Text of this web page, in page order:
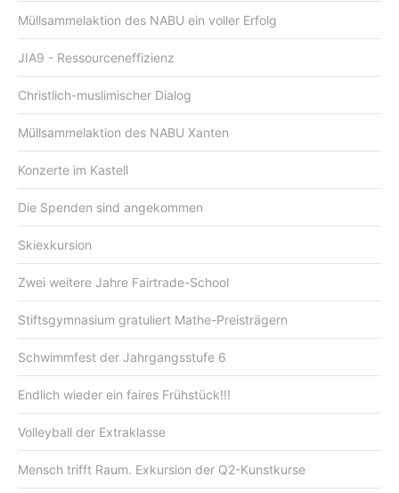
Müllsammelaktion des NABU ein voller Erfolg
JIA9 - Ressourceneffizienz
Christlich-muslimischer Dialog
Müllsammelaktion des NABU Xanten
Konzerte im Kastell
Die Spenden sind angekommen
Skiexkursion
Zwei weitere Jahre Fairtrade-School
Stiftsgymnasium gratuliert Mathe-Preisträgern
Schwimmfest der Jahrgangsstufe 6
Endlich wieder ein faires Frühstück!!!
Volleyball der Extraklasse
Mensch trifft Raum. Exkursion der Q2-Kunstkurse